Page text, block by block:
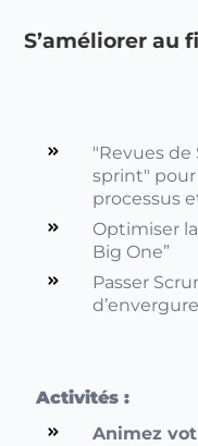
S’améliorer au
"Revues
sprint"
processus
Optimiser
Big One”
Passer
d’envergure
Activités :
Animez